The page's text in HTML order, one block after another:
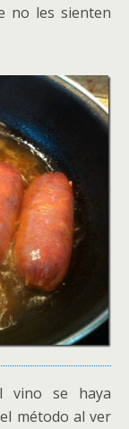
no les sienten
vino se haya
método al ver